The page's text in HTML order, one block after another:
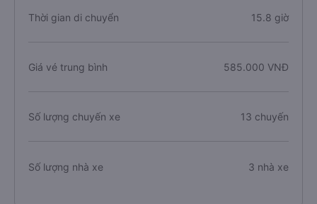
Thời gian di chuyển 15.8 giờ
Giá vé trung bình 585.000 VNĐ
Số lượng chuyến xe 13 chuyến
Số lượng nhà xe 3 nhà xe